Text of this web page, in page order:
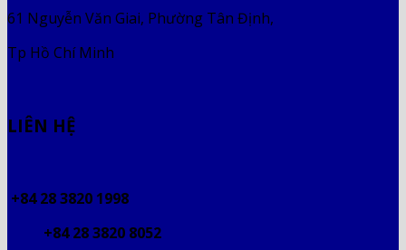
61 Nguyễn Văn Giai, Phường Tân Định,
Tp Hồ Chí Minh
LIÊN HỆ
+84 28 3820 1998
+84 28 3820 8052